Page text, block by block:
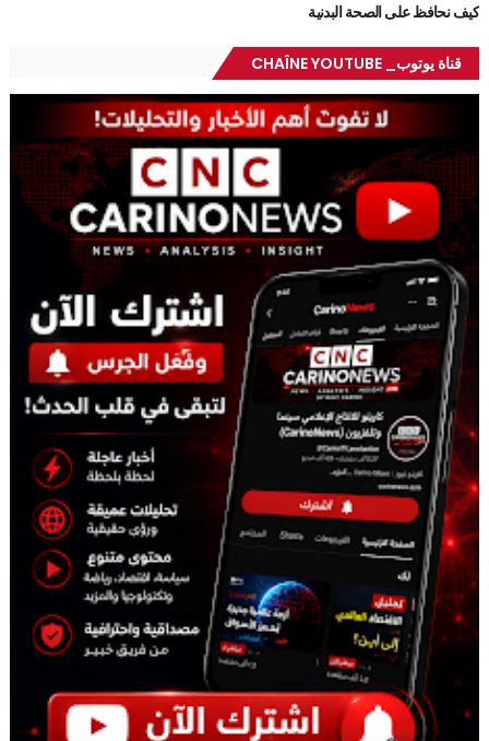
كيف نحافظ على الصحة البدنية
قناة يوتوب_ CHAÎNE YOUTUBE